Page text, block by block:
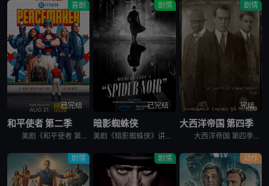
喜剧
已完结
和平使者 第二季
美剧《和平使者 第二季》英文名为：Peacemaker Season 2。和平使者的正义联盟面试似乎不太顺利，同时他和朋友们面对着天眼局的威胁，必须比以往更加团结。
剧情
已完结
暗影蜘蛛侠
美剧《暗影蜘蛛侠》讲述了，私家侦探本·莱利接下了几个看似简单的案子…结果却被黑帮、怪物和一个神秘的蛇蝎美人卷入一张阴谋之网，使他不得不再度面对自己曾经的身份：纽约唯一的超级英雄&quot;蜘蛛&quo
剧情
完结
大西洋帝国 第四季
大西洋帝国 第四季英文名为Boardwalk Empire Season 4，在第三季播出三集后，《大西洋帝国 Boardwalk Empire》得到了HBO台新季即第四季的预订。 &nbsp;
剧情 剧情 动作